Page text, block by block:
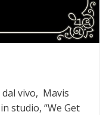
dal vivo, Mavis
studio, “We Get